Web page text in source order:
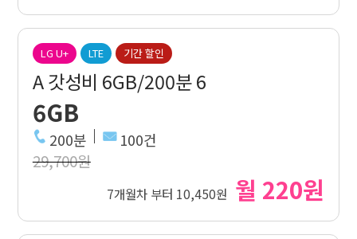
LG U+ LTE 기간 할인
A 갓성비 6GB/200분 6
6GB
200분 100건
29,700원
7개월차 부터 10,450원 월 220원